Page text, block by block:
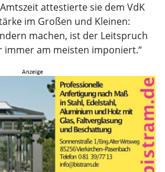
attestierte sie dem VdK
im Großen und Kleinen:
machen, ist der Leitspruch
immer am meisten imponiert.“